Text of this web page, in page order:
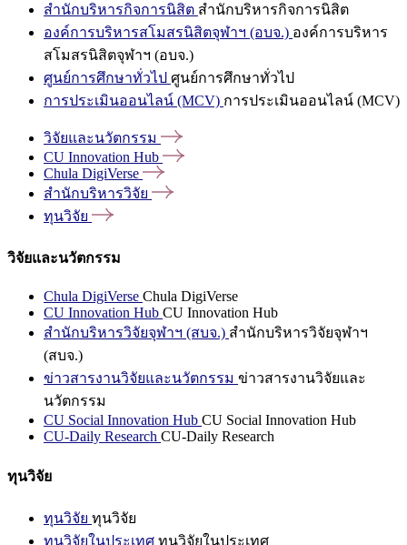
สำนักบริหารกิจการนิสิต สำนักบริหารกิจการนิสิต
องค์การบริหารสโมสรนิสิตจุฬาฯ (อบจ.) องค์การบริหาร
สโมสรนิสิตจุฬาฯ (อบจ.)
ศูนย์การศึกษาทั่วไป ศูนย์การศึกษาทั่วไป
การประเมินออนไลน์ (MCV) การประเมินออนไลน์ (MCV)
วิจัยและนวัตกรรม
CU Innovation Hub
Chula DigiVerse
สำนักบริหารวิจัย
ทุนวิจัย
วิจัยและนวัตกรรม
Chula DigiVerse Chula DigiVerse
CU Innovation Hub CU Innovation Hub
สำนักบริหารวิจัยจุฬาฯ (สบจ.) สำนักบริหารวิจัยจุฬาฯ
(สบจ.)
ข่าวสารงานวิจัยและนวัตกรรม ข่าวสารงานวิจัยและ
นวัตกรรม
CU Social Innovation Hub CU Social Innovation Hub
CU-Daily Research CU-Daily Research
ทุนวิจัย
ทุนวิจัย ทุนวิจัย
ทุนวิจัยในประเทศ ทุนวิจัยในประเทศ